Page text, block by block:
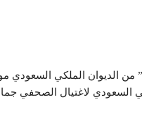
الديوان الملكي السعودي
السعودي لاغتيال الصحفي